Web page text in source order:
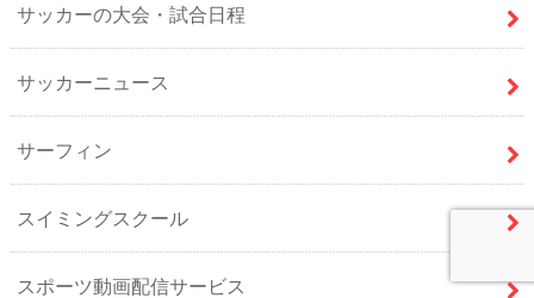
サッカーの大会・試合日程
サッカーニュース
サーフィン
スイミングスクール
スポーツ動画配信サービス